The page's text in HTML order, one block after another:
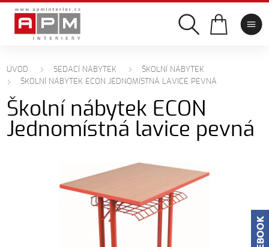
ÚVOD SEDACÍ NÁBYTEK
ŠKOLNÍ NÁBYTEK
ŠKOLNÍ NÁBYTEK ECON JEDNOMÍSTNÁ LAVICE PEVNÁ
Školní nábytek ECON
Jednomístná lavice pevná